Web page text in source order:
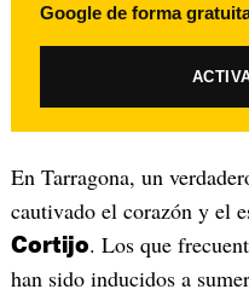
Google de forma
En Tarragona, un
cautivado el corazón y el
Cortijo. Los que
han sido inducidos a